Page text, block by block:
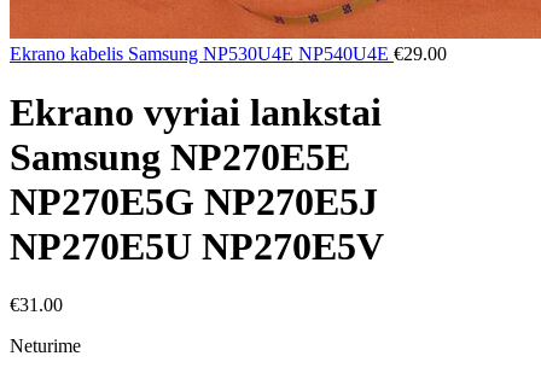
Ekrano kabelis Samsung NP530U4E NP540U4E €29.00
Ekrano vyriai lankstai
Samsung NP270E5E
NP270E5G NP270E5J
NP270E5U NP270E5V
€31.00
Neturime